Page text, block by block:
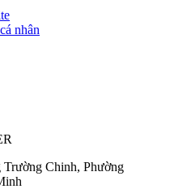
nhân
Chinh, Phường